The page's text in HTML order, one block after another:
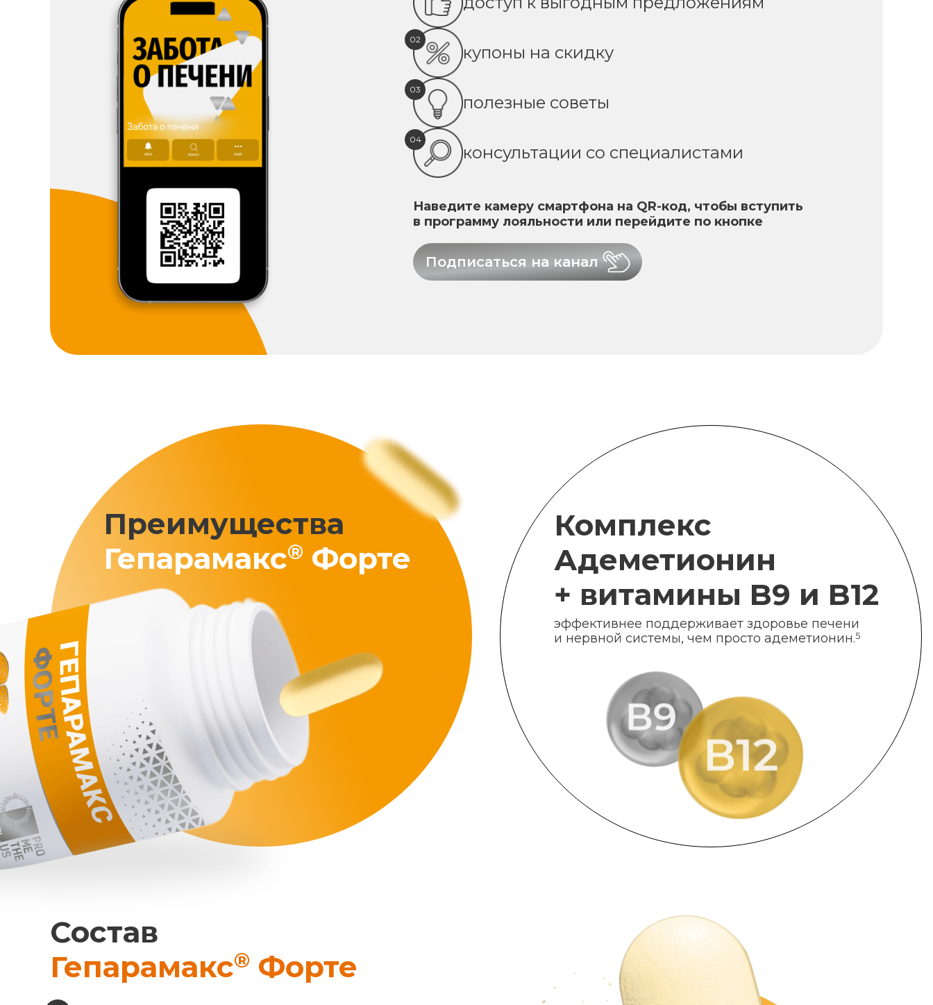
02
купоны на скидку
03
полезные советы
04
консультации со специалистами
Наведите камеру смартфона на QR-код, чтобы вступить
в программу лояльности или перейдите по кнопке
Подписаться на канал
Преимущества
Гепарамакс® Форте
Комплекс
Адеметионин
+ витамины B9 и B12
эффективнее поддерживает здоровье печени
и нервной системы, чем просто адеметионин.5
Состав
Гепарамакс® Форте